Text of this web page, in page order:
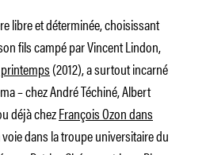
libre et déterminée, choisissant
fils campé par Vincent Lindon,
(2012), a surtout incarné
– chez André Téchiné, Albert
déjà chezFrançois Ozon dans
dans la troupe universitaire du